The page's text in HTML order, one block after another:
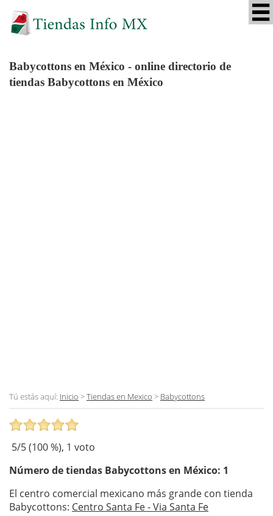
Babycottons en México - online directorio de
tiendas Babycottons en México
Tú estás aquí: Inicio >Tiendas en Mexico > Babycottons
5/5 (100%), 1 voto
Número de tiendas Babycottonsen México: 1
El centro comercial mexicano más grande con tienda
Babycottons: Centro Santa Fe - Via Santa Fe